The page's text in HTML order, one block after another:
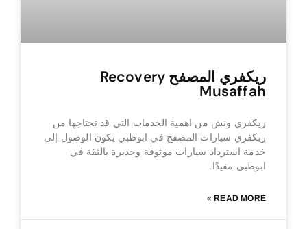
ريكفري المصفح Recovery
Musaffah
ريكفري ونش من اهمية الخدمات التي قد تحتاجها من
ريكفري سيارات المصفح في ابوظبي يكون الوصول إلى
خدمة استرداد سيارات موثوقة وجديرة بالثقة في
ابوظبي مفيدًا.
READ MORE »